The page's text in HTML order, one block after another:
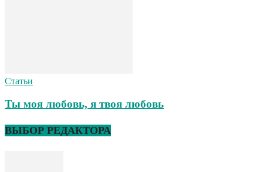
Статьи
Ты моя любовь, я твоя любовь
ВЫБОР РЕДАКТОРА